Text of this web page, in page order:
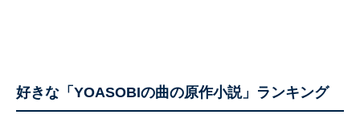
好きな「YOASOBIの曲の原作小説」ランキング